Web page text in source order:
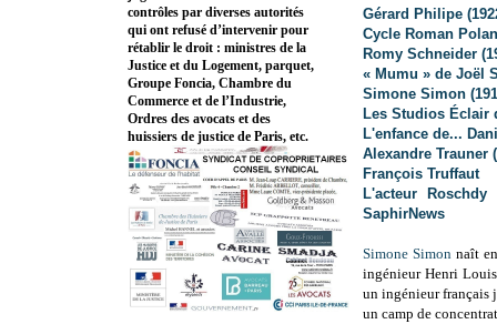
Gérard Philipe
Cycle Roman
Romy Schneider
« Mumu » de Joël
Simone Simon
Les Studios Éclair
L'enfance de...
Alexandre Trauner
François Truffaut
L'acteur
SaphirNews
Simone Simonnaît en
ingénieur Henri
un ingénieur français
un camp de
contrôles par diverses autorités
qui ont refusé d’intervenir pour
rétablir le droit : ministres de la
Justice et du Logement, parquet,
Groupe Foncia, Chambre du
Commerce et de l’Industrie,
Ordres des avocats et des
huissiers de justice de Paris, etc.